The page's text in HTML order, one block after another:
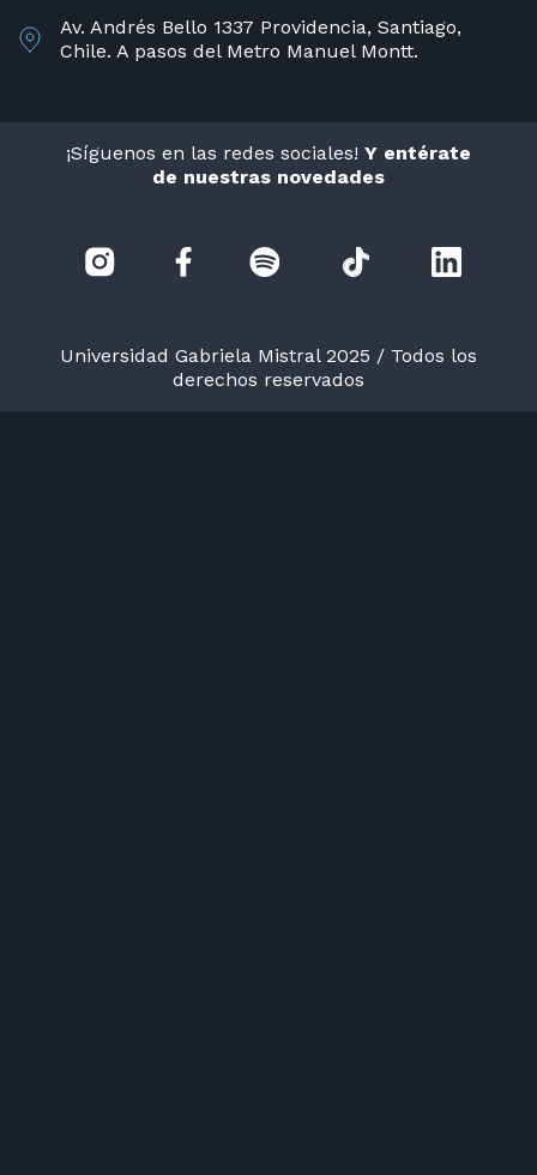
Av. Andrés Bello 1337 Providencia, Santiago,
Chile. A pasos del Metro Manuel Montt.
Universidad Gabriela Mistral 2025 / Todos los
derechos reservados
¡Síguenos en las redes sociales! Y entérate
de nuestras novedades